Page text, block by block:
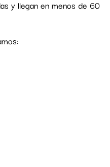
y llegan en menos de 60